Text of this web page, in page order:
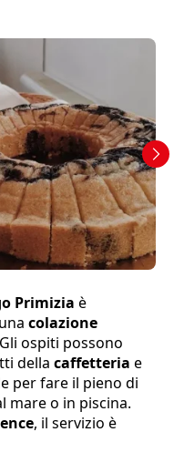
Primizia è
colazione
ospiti possono
della caffetteria e
per fare il pieno di
mare o in piscina.
, il servizio è